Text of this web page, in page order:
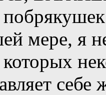
мере, я
которых
себе